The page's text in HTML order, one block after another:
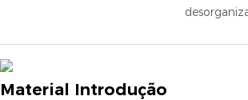
Material Introdução